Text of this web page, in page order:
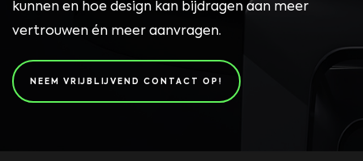
kunnen en hoe design kan bijdragen aan meer
vertrouwen én meer aanvragen.
NEEM VRIJBLIJVEND CONTACT OP!